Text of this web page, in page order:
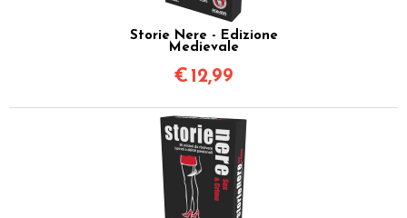
Storie Nere - Edizione
Medievale
€ 12,99